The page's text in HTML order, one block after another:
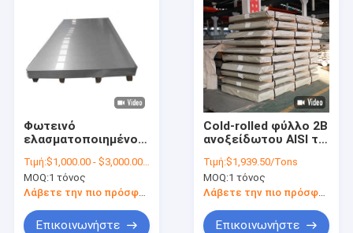
Φωτεινό
ελασματοποιημένο
0.5mm πάχος 201
ανοξείδωτου πιάτο
SS
Τιμή:$1,000.00 - $3,000.00/Tons
MOQ:1 τόνος
Λάβετε την πιο πρόσφατη τιμή
Επικοινωνήστε
Cold-rolled φύλλο 2B
ανοξείδωτου AISI το
πόδια 1.2mm 4x8
Τιμή:$1,939.50/Tons
MOQ:1 τόνος
Λάβετε την πιο πρόσφατη τιμή
Επικοινωνήστε